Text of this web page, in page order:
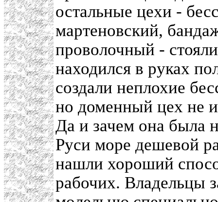
остальные цехи -
мартеновский,
проволочный -
находился в руках
создали неплохие
но доменный цех не
Да и зачем она была
Руси море дешевой
нашли хороший
рабочих. Владельцы